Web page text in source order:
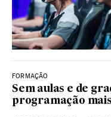
FORMAÇÃO
Sem aulas e de
programação